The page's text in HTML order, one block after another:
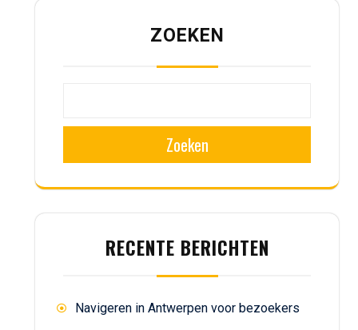
ZOEKEN
Zoeken
RECENTE BERICHTEN
Navigeren in Antwerpen voor bezoekers